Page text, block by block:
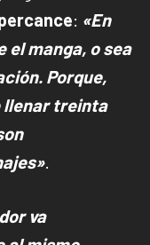
: «En
el manga, o sea
Porque,
llenar treinta
.
va